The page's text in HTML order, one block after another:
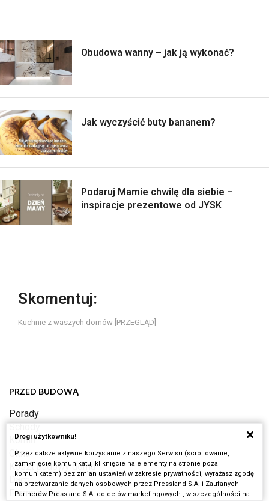
Obudowa wanny – jak ją wykonać?
Jak wyczyścić buty bananem?
Podaruj Mamie chwilę dla siebie –
inspiracje prezentowe od JYSK
Skomentuj:
Kuchnie z waszych domów [PRZEGLĄD]
PRZED BUDOWĄ
Porady
Komin
Okna
Koszt budowy domu
Dach
Formalności
Drogi użytkowniku!
Przez dalsze aktywne korzystanie z naszego Serwisu (scrollowanie,
zamknięcie komunikatu, kliknięcie na elementy na stronie poza
komunikatem) bez zmian ustawień w zakresie prywatności, wyrażasz zgodę
na przetwarzanie danych osobowych przez Pressland S.A. i Zaufanych
Partnerów Pressland S.A. do celów marketingowych , w szczególności na